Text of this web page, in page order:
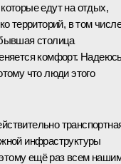
едут на отдых,
территорий, в том числе
столица
комфорт.
что люди этого
инфраструктуры
ещё раз всем